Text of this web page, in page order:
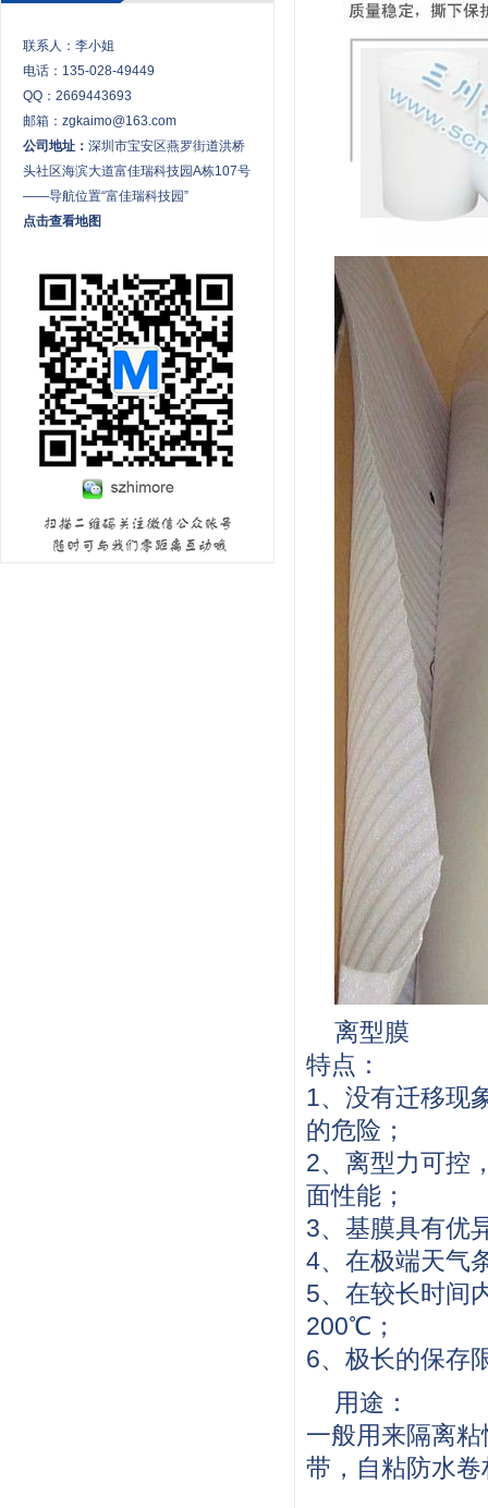
联系人：李小姐
电话：135-028-49449
QQ：2669443693
邮箱：zgkaimo@163.com
公司地址： 深圳市宝安区燕罗街道洪桥
头社区海滨大道富佳瑞科技园A栋107号
——导航位置“富佳瑞科技园”
点击查看地图
离型膜
特点：
1、没有迁移现
的危险；
2、离型力可控
面性能；
3、基膜具有优
4、在极端天气
5、在较长时间
200℃；
6、极长的保存
用途：
一般用来隔离
带，自粘防水